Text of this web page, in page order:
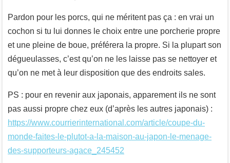
Pardon pour les porcs, qui ne méritent pas ça : en vrai un
cochon si tu lui donnes le choix entre une porcherie propre
et une pleine de boue, préférera la propre. Si la plupart son
dégueulasses, c’est qu’on ne les laisse pas se nettoyer et
qu’on ne met à leur disposition que des endroits sales.
PS : pour en revenir aux japonais, apparement ils ne sont
pas aussi propre chez eux (d’après les autres japonais) :
https://www.courrierinternational.com/article/coupe-du-
monde-faites-le-plutot-a-la-maison-au-japon-le-menage-
des-supporteurs-agace_245452